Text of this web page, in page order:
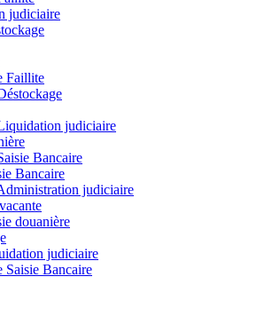
judiciaire
Faillite
judiciaire
Bancaire
Bancaire
judiciaire
douanière
judiciaire
Saisie Bancaire